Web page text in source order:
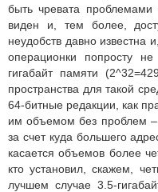
быть чревата
виден и, тем более,
неудобств давно
операционки попросту
гигабайт памяти
пространства для такой
64-битные редакции, как
им объемом без проблем –
за счет куда большего
касается объемов более
кто установил, скажем,
лучшем случае 3.5-